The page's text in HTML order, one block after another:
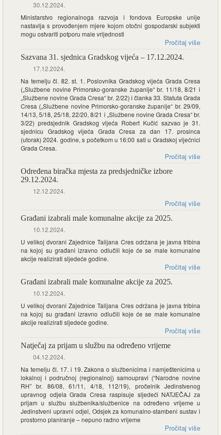
30.12.2024.
Ministarstvo regionalnoga razvoja i fondova Europske unije
nastavlja s provođenjem mjere kojom otočni gospodarski subjekti
mogu ostvariti potporu male vrijednosti
Pročitaj više
Sazvana 31. sjednica Gradskog vijeća – 17.12.2024.
17.12.2024.
Na temelju čl. 82. st. 1. Poslovnika Gradskog vijeća Grada Cresa
(„Službene novine Primorsko-goranske županije“ br. 11/18, 8/21 i
„Službene novine Grada Cresa“ br. 2/22) i članka 33. Statuta Grada
Cresa („Službene novine Primorsko-goranske županije“ br. 29/09,
14/13, 5/18, 25/18, 22/20, 8/21 i „Službene novine Grada Cresa“ br.
3/22) predsjednik Gradskog vijeća Robert Kučić sazvao je 31.
sjednicu Gradskog vijeća Grada Cresa za dan 17. prosinca
(utorak) 2024. godine, s početkom u 16:00 sati u Gradskoj vijećnici
Grada Cresa.
Pročitaj više
Određena biračka mjesta za predsjedničke izbore
29.12.2024.
12.12.2024.
Pročitaj više
Građani izabrali male komunalne akcije za 2025.
10.12.2024.
U velikoj dvorani Zajednice Talijana Cres održana je javna tribina
na kojoj su građani izravno odlučili koje će se male komunalne
akcije realizirati sljedeće godine.
Pročitaj više
Građani izabrali male komunalne akcije za 2025.
10.12.2024.
U velikoj dvorani Zajednice Talijana Cres održana je javna tribina
na kojoj su građani izravno odlučili koje će se male komunalne
akcije realizirati sljedeće godine.
Pročitaj više
Natječaj za prijam u službu na određeno vrijeme
04.12.2024.
Na temelju čl. 17. i 19. Zakona o službenicima i namještenicima u
lokalnoj i područnoj (regionalnoj) samoupravi (“Narodne novine
RH” br. 86/08, 61/11, 4/18, 112/19), pročelnik Jedinstvenog
upravnog odjela Grada Cresa raspisuje sljedeći NATJEČAJ za
prijam u službu službenika/službenice na određeno vrijeme u
Jedinstveni upravni odjel, Odsjek za komunalno-stambeni sustav i
prostorno planiranje – nepuno radno vrijeme
Pročitaj više